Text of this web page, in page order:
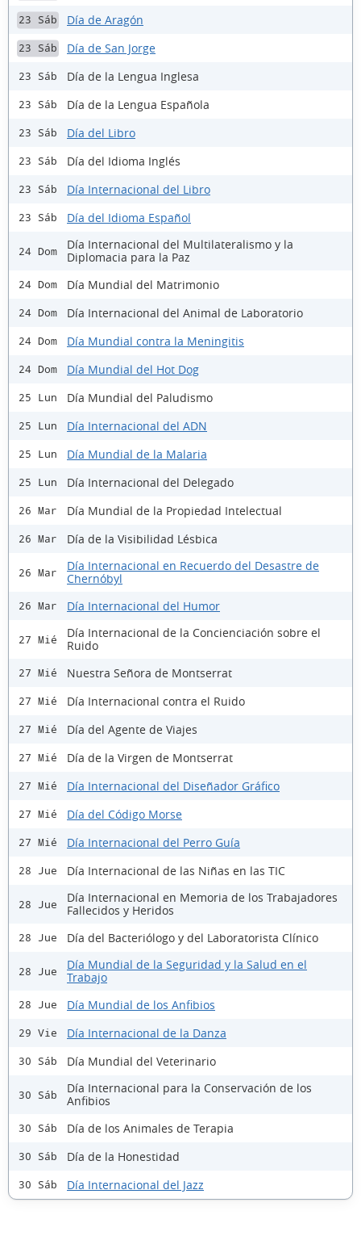
23 Sáb Día de Aragón
23 Sáb Día de San Jorge
23 Sáb Día de la Lengua Inglesa
23 Sáb Día de la Lengua Española
23 Sáb Día del Libro
23 Sáb Día del Idioma Inglés
23 Sáb Día Internacional del Libro
23 Sáb Día del Idioma Español
24 Dom
Día Internacional del Multilateralismo y la
Diplomacia para la Paz
24 Dom Día Mundial del Matrimonio
24 Dom Día Internacional del Animal de Laboratorio
24 Dom Día Mundial contra la Meningitis
24 Dom Día Mundial del Hot Dog
25 Lun Día Mundial del Paludismo
25 Lun Día Internacional del ADN
25 Lun Día Mundial de la Malaria
25 Lun Día Internacional del Delegado
26 Mar Día Mundial de la Propiedad Intelectual
26 Mar Día de la Visibilidad Lésbica
26 Mar
Día Internacional en Recuerdo del Desastre de
Chernóbyl
26 Mar Día Internacional del Humor
27 Mié
Día Internacional de la Concienciación sobre el
Ruido
27 Mié Nuestra Señora de Montserrat
27 Mié Día Internacional contra el Ruido
27 Mié Día del Agente de Viajes
27 Mié Día de la Virgen de Montserrat
27 Mié Día Internacional del Diseñador Gráfico
27 Mié Día del Código Morse
27 Mié Día Internacional del Perro Guía
28 Jue Día Internacional de las Niñas en las TIC
28 Jue
Día Internacional en Memoria de los Trabajadores
Fallecidos y Heridos
28 Jue Día del Bacteriólogo y del Laboratorista Clínico
28 Jue
Día Mundial de la Seguridad y la Salud en el
Trabajo
28 Jue Día Mundial de los Anfibios
29 Vie Día Internacional de la Danza
30 Sáb Día Mundial del Veterinario
30 Sáb
Día Internacional para la Conservación de los
Anfibios
30 Sáb Día de los Animales de Terapia
30 Sáb Día de la Honestidad
30 Sáb Día Internacional del Jazz